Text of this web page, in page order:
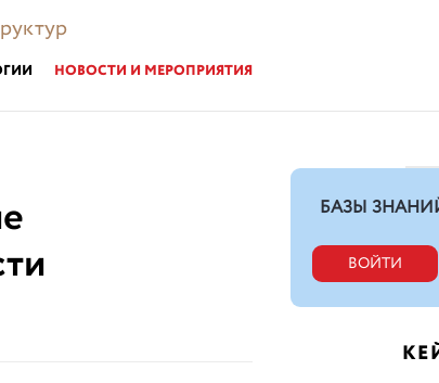
НОВОСТИ И МЕРОПРИЯТИЯ
БАЗЫ
ВОЙТИ